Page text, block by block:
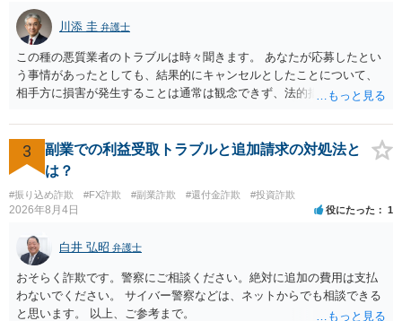
川添 圭 弁護士
この種の悪質業者のトラブルは時々聞きます。 あなたが応募したとい
う事情があったとしても、結果的にキャンセルとしたことについて、
相手方に損害が発生することは通常は観念できず、法的措置を採って
ず、最寄りの消費生活センターへ相談し、連絡を無視してよいかどう
かのアドバイスを受けられることをお勧めします。しつこいようであ
れば、弁護士へ依頼して警告してもらうことも必要になるかもしれま
せん。
3
副業での利益受取トラブルと追加請求の対処法と
は？
#振り込め詐欺 #FX詐欺 #副業詐欺 #還付金詐欺 #投資詐欺
2026年8月4日 役にたった 1
白井 弘昭 弁護士
おそらく詐欺です。警察にご相談ください。絶対に追加の費用は支払
わないでください。 サイバー警察などは、ネットからでも相談できる
と思います。 以上、ご参考まで。